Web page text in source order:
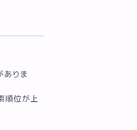
ありま
順位が上